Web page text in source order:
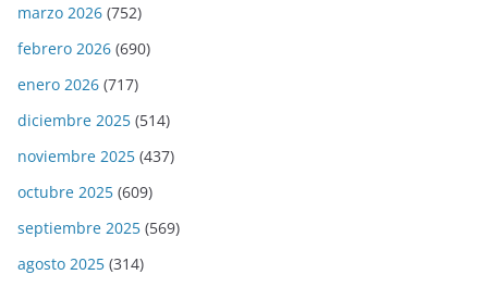
marzo 2026 (752)
febrero 2026 (690)
enero 2026 (717)
diciembre 2025 (514)
noviembre 2025 (437)
octubre 2025 (609)
septiembre 2025 (569)
agosto 2025 (314)